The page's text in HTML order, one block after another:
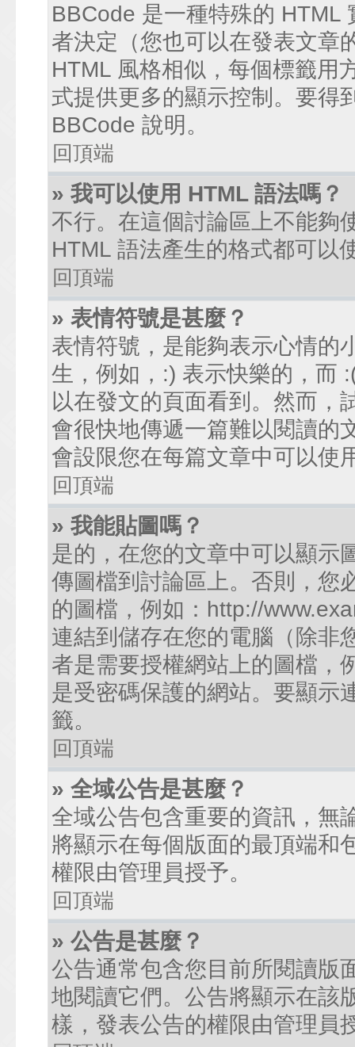
BBCode 是一種特殊的 HTML
者決定（您也可以在發表文章
HTML 風格相似，每個標籤用
式提供更多的顯示控制。要得
BBCode 說明。
回頂端
» 我可以使用 HTML 語法嗎？
不行。在這個討論區上不能夠
HTML 語法產生的格式都可以
回頂端
» 表情符號是甚麼？
表情符號，是能夠表示心情的
生，例如，:) 表示快樂的，而
以在發文的頁面看到。然而，
會很快地傳遞一篇難以閱讀的
會設限您在每篇文章中可以使
回頂端
» 我能貼圖嗎？
是的，在您的文章中可以顯示
傳圖檔到討論區上。否則，您
的圖檔，例如：http://
連結到儲存在您的電腦（除非
者是需要授權網站上的圖檔，
是受密碼保護的網站。要顯示
籤。
回頂端
» 全域公告是甚麼？
全域公告包含重要的資訊，無
將顯示在每個版面的最頂端和
權限由管理員授予。
回頂端
» 公告是甚麼？
公告通常包含您目前所閱讀版
地閱讀它們。公告將顯示在該
樣，發表公告的權限由管理員